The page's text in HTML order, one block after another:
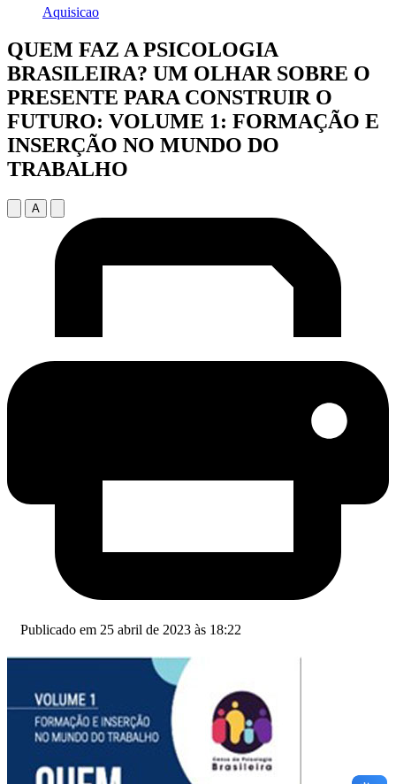
Aquisicao
QUEM FAZ A PSICOLOGIA
BRASILEIRA? UM OLHAR SOBRE O
PRESENTE PARA CONSTRUIR O
FUTURO: VOLUME 1: FORMAÇÃO E
INSERÇÃO NO MUNDO DO
TRABALHO
A
Publicado em 25 abril de 2023 às 18:22